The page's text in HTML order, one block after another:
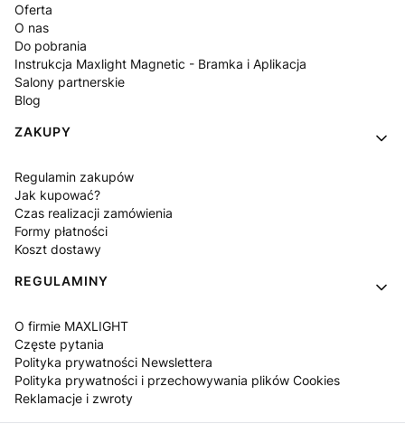
Oferta
O nas
Do pobrania
Instrukcja Maxlight Magnetic - Bramka i Aplikacja
Salony partnerskie
Blog
ZAKUPY
Regulamin zakupów
Jak kupować?
Czas realizacji zamówienia
Formy płatności
Koszt dostawy
REGULAMINY
O firmie MAXLIGHT
Częste pytania
Polityka prywatności Newslettera
Polityka prywatności i przechowywania plików Cookies
Reklamacje i zwroty